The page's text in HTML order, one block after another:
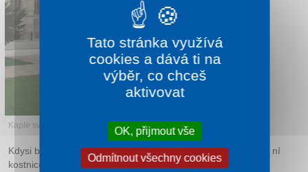
Kaple sv. Michala
Kdysi byla obklopená městským hřbitovem a nacházela se v ní
kostnice. Je zasvěcená průvodci duší na druhý svět –
Tato stránka využívá
cookies a dává ti na
výběr, co chceš
aktivovat
OK, přijmout vše
Odmítnout všechny cookies